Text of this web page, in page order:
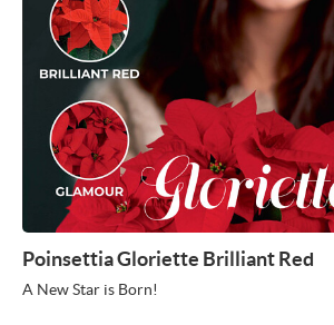
Poinsettia Gloriette Brilliant Red
A New Star is Born!